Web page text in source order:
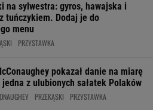
na sylwestra: gyros, hawajska i
tuńczykiem. Dodaj je do
menu
PRZYSTAWKA
pokazał danie na miarę
jedna z ulubionych sałatek Polaków
PRZEKĄSKI PRZYSTAWKA